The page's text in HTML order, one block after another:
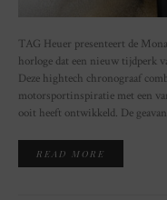
TAG Heuer presenteert de
horloge dat een nieuw tijdperk
Deze hightech chronograaf
motorsportinspiratie met een
ooit heeft ontwikkeld. De
READ MORE